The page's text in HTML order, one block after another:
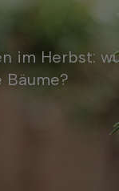
im Herbst: